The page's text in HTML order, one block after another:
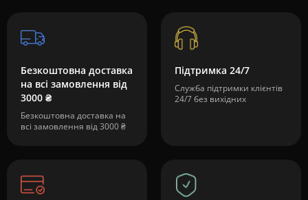
Безкоштовна доставка
на всі замовлення від
3000 ₴
Безкоштовна доставка на
всі замовлення від 3000 ₴
Підтримка 24/7
Служба підтримки клієнтів
24/7 без вихідних